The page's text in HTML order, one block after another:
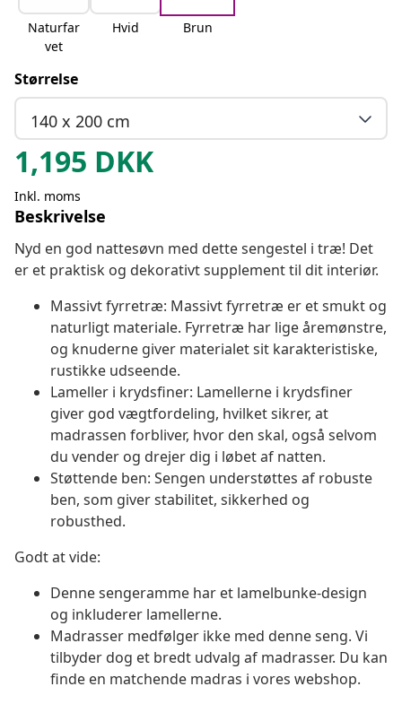
Naturfar
vet
Hvid Brun
Størrelse
140 x 200 cm
1,195 DKK
Inkl. moms
Beskrivelse
Nyd en god nattesøvn med dette sengestel i træ! Det
er et praktisk og dekorativt supplement til dit interiør.
Massivt fyrretræ: Massivt fyrretræ er et smukt og
naturligt materiale. Fyrretræ har lige åremønstre,
og knuderne giver materialet sit karakteristiske,
rustikke udseende.
Lameller i krydsfiner: Lamellerne i krydsfiner
giver god vægtfordeling, hvilket sikrer, at
madrassen forbliver, hvor den skal, også selvom
du vender og drejer dig i løbet af natten.
Støttende ben: Sengen understøttes af robuste
ben, som giver stabilitet, sikkerhed og
robusthed.
Godt at vide:
Denne sengeramme har et lamelbunke-design
og inkluderer lamellerne.
Madrasser medfølger ikke med denne seng. Vi
tilbyder dog et bredt udvalg af madrasser. Du kan
finde en matchende madras i vores webshop.